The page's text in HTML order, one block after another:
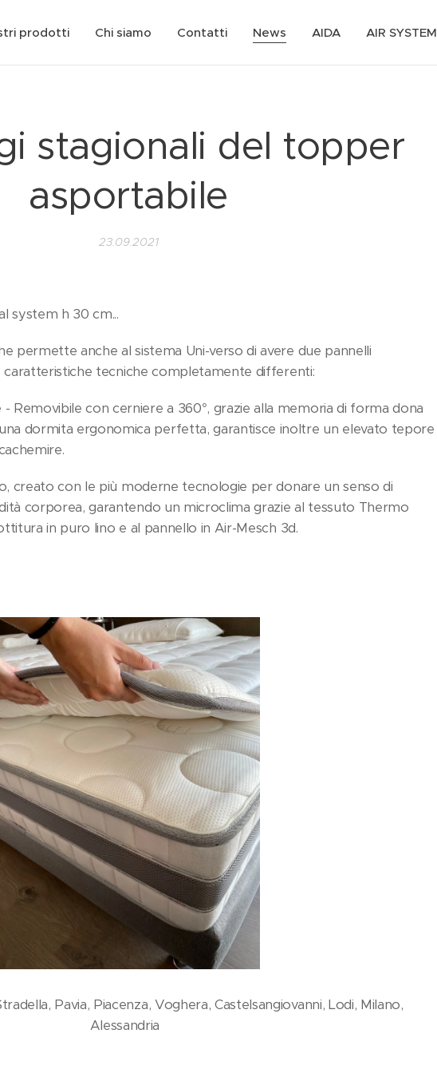
prodotti Chi siamo Contatti News AIDA AIR SYSTEM
stagionali del topper
asportabile
23.09.2021
system h 30 cm...
permette anche al sistema Uni-verso di avere due pannelli
caratteristiche tecniche completamente differenti:
Removibile con cerniere a 360°, grazie alla memoria di forma dona
dormita ergonomica perfetta, garantisce inoltre un elevato tepore
creato con le più moderne tecnologie per donare un senso di
corporea, garantendo un microclima grazie al tessuto Thermo
in puro lino e al pannello in Air-Mesch 3d.
Pavia, Piacenza, Voghera, Castelsangiovanni, Lodi, Milano,
Alessandria